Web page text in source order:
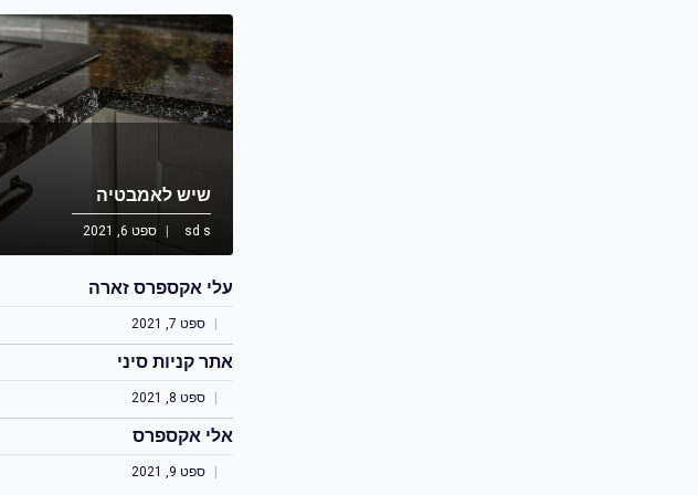
שיש לאמבטיה
sd s ספט 6, 2021
עלי אקספרס זארה
ספט 7, 2021
אתר קניות סיני
ספט 8, 2021
אלי אקספרס
ספט 9, 2021